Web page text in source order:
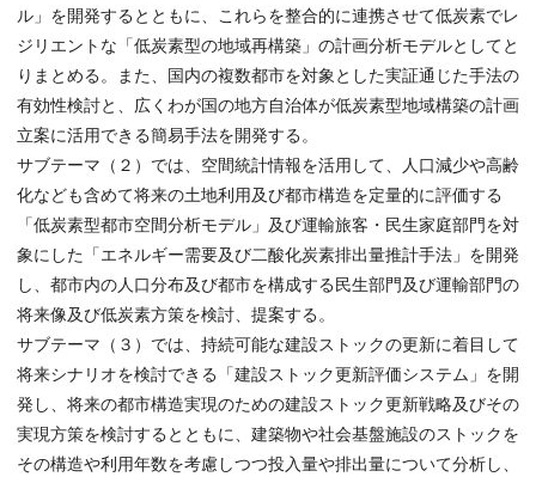
ル」を開発するとともに、これらを整合的に連携させて低炭素でレ
ジリエントな「低炭素型の地域再構築」の計画分析モデルとしてと
りまとめる。また、国内の複数都市を対象とした実証通じた手法の
有効性検討と、広くわが国の地方自治体が低炭素型地域構築の計画
立案に活用できる簡易手法を開発する。
サブテーマ（２）では、空間統計情報を活用して、人口減少や高齢
化なども含めて将来の土地利用及び都市構造を定量的に評価する
「低炭素型都市空間分析モデル」及び運輸旅客・民生家庭部門を対
象にした「エネルギー需要及び二酸化炭素排出量推計手法」を開発
し、都市内の人口分布及び都市を構成する民生部門及び運輸部門の
将来像及び低炭素方策を検討、提案する。
サブテーマ（３）では、持続可能な建設ストックの更新に着目して
将来シナリオを検討できる「建設ストック更新評価システム」を開
発し、将来の都市構造実現のための建設ストック更新戦略及びその
実現方策を検討するとともに、建築物や社会基盤施設のストックを
その構造や利用年数を考慮しつつ投入量や排出量について分析し、